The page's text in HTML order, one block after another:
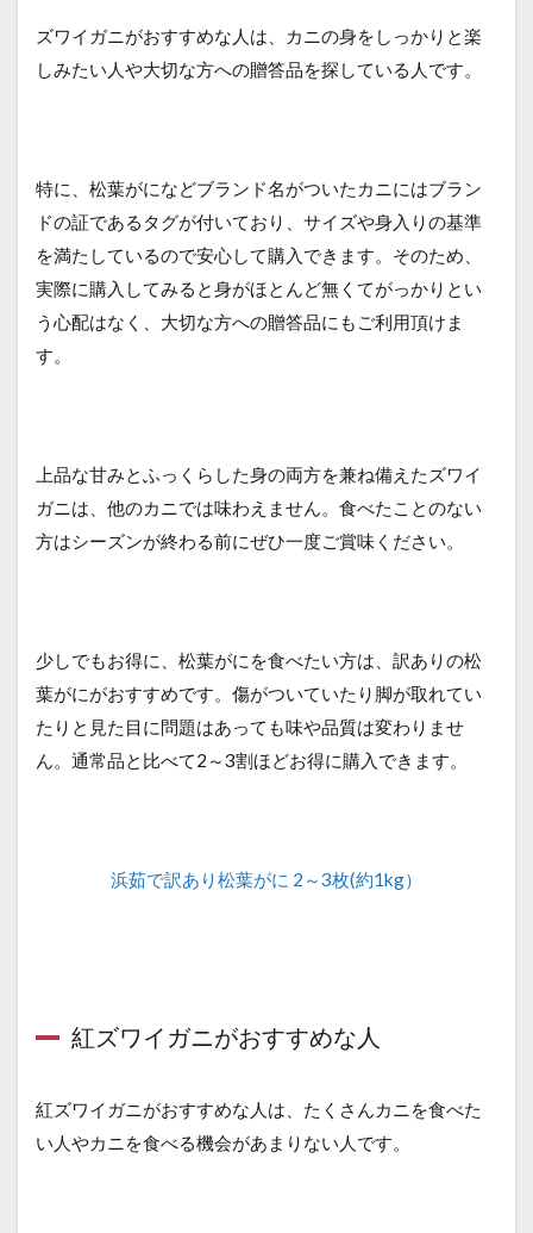
ズワイガニがおすすめな人は、カニの身をしっかりと楽
しみたい人や大切な方への贈答品を探している人です。
特に、松葉がになどブランド名がついたカニにはブラン
ドの証であるタグが付いており、サイズや身入りの基準
を満たしているので安心して購入できます。そのため、
実際に購入してみると身がほとんど無くてがっかりとい
う心配はなく、大切な方への贈答品にもご利用頂けま
す。
上品な甘みとふっくらした身の両方を兼ね備えたズワイ
ガニは、他のカニでは味わえません。食べたことのない
方はシーズンが終わる前にぜひ一度ご賞味ください。
少しでもお得に、松葉がにを食べたい方は、訳ありの松
葉がにがおすすめです。傷がついていたり脚が取れてい
たりと見た目に問題はあっても味や品質は変わりませ
ん。通常品と比べて2～3割ほどお得に購入できます。
浜茹で訳あり松葉がに 2～3枚(約1kg）
紅ズワイガニがおすすめな人
紅ズワイガニがおすすめな人は、たくさんカニを食べた
い人やカニを食べる機会があまりない人です。